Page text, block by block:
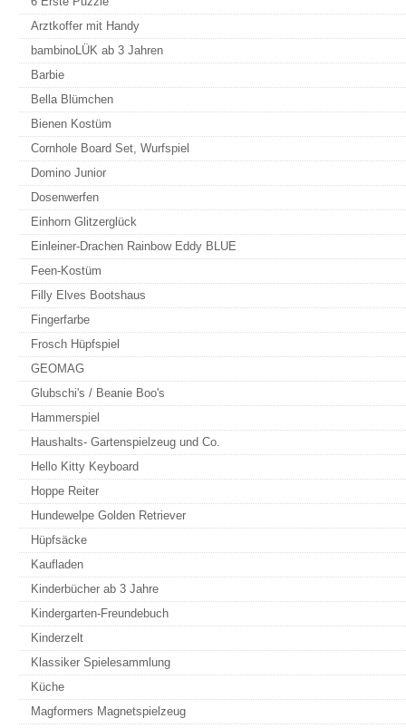
Arztkoffer mit Handy
bambinoLÜK ab 3 Jahren
Barbie
Bella Blümchen
Bienen Kostüm
Cornhole Board Set, Wurfspiel
Domino Junior
Dosenwerfen
Einhorn Glitzerglück
Einleiner-Drachen Rainbow Eddy BLUE
Feen-Kostüm
Filly Elves Bootshaus
Fingerfarbe
Frosch Hüpfspiel
GEOMAG
Glubschi's / Beanie Boo's
Hammerspiel
Haushalts- Gartenspielzeug und Co.
Hello Kitty Keyboard
Hoppe Reiter
Hundewelpe Golden Retriever
Hüpfsäcke
Kaufladen
Kinderbücher ab 3 Jahre
Kindergarten-Freundebuch
Kinderzelt
Klassiker Spielesammlung
Küche
Magformers Magnetspielzeug